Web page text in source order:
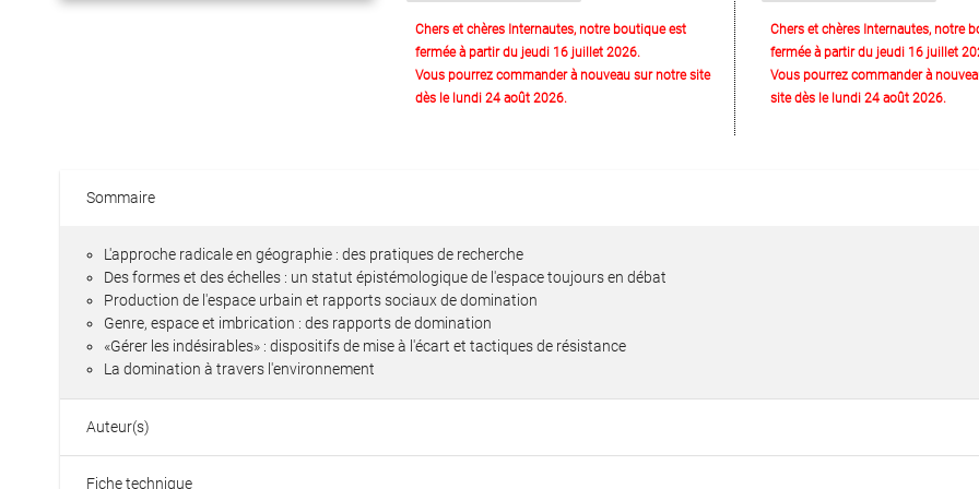
Chers et chères Internautes, notre boutique est
fermée à partir du jeudi 16 juillet 2026.
Vous pourrez commander à nouveau sur notre site
dès le lundi 24 août 2026.
Chers et chères Internautes, notre
fermée à partir du jeudi 16 juillet
Vous pourrez commander à
site dès le lundi 24 août 2026.
Sommaire
L'approche radicale en géographie : des pratiques de recherche
Des formes et des échelles : un statut épistémologique de l'espace toujours en débat
Production de l'espace urbain et rapports sociaux de domination
Genre, espace et imbrication : des rapports de domination
«Gérer les indésirables» : dispositifs de mise à l'écart et tactiques de résistance
La domination à travers l'environnement
Auteur(s)
Fiche technique